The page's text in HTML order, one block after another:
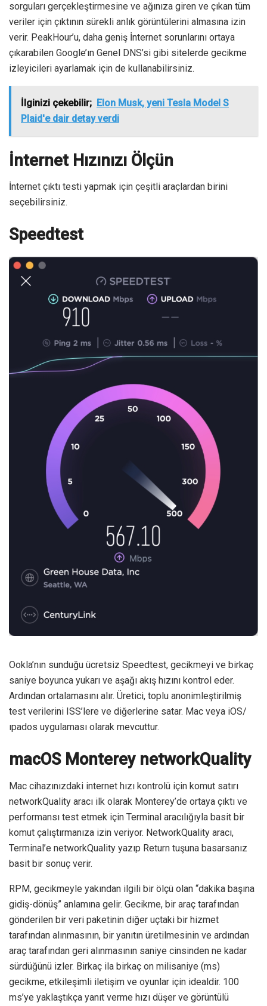
sorguları gerçekleştirmesine ve ağınıza giren ve çıkan tüm
veriler için çıktının sürekli anlık görüntülerini almasına izin
verir. PeakHour’u, daha geniş İnternet sorunlarını ortaya
çıkarabilen Google’ın Genel DNS’si gibi sitelerde gecikme
izleyicileri ayarlamak için de kullanabilirsiniz.
İlginizi çekebilir; Elon Musk, yeni Tesla Model S
Plaid'e dair detay verdi
İnternet Hızınızı Ölçün
İnternet çıktı testi yapmak için çeşitli araçlardan birini
seçebilirsiniz.
Speedtest
Ookla’nın sunduğu ücretsiz Speedtest, gecikmeyi ve birkaç
saniye boyunca yukarı ve aşağı akış hızını kontrol eder.
Ardından ortalamasını alır. Üretici, toplu anonimleştirilmiş
test verilerini ISS’lere ve diğerlerine satar. Mac veya iOS/
ıpados uygulaması olarak mevcuttur.
macOS Monterey networkQuality
Mac cihazınızdaki internet hızı kontrolü için komut satırı
networkQuality aracı ilk olarak Monterey’de ortaya çıktı ve
performansı test etmek için Terminal aracılığıyla basit bir
komut çalıştırmanıza izin veriyor. NetworkQuality aracı,
Terminal’e networkQuality yazıp Return tuşuna basarsanız
basit bir sonuç verir.
RPM, gecikmeyle yakından ilgili bir ölçü olan “dakika başına
gidiş-dönüş” anlamına gelir. Gecikme, bir araç tarafından
gönderilen bir veri paketinin diğer uçtaki bir hizmet
tarafından alınmasının, bir yanıtın üretilmesinin ve ardından
araç tarafından geri alınmasının saniye cinsinden ne kadar
sürdüğünü izler. Birkaç ila birkaç on milisaniye (ms)
gecikme, etkileşimli iletişim ve oyunlar için idealdir. 100
ms’ye yaklaştıkça yanıt verme hızı düşer ve görüntülü